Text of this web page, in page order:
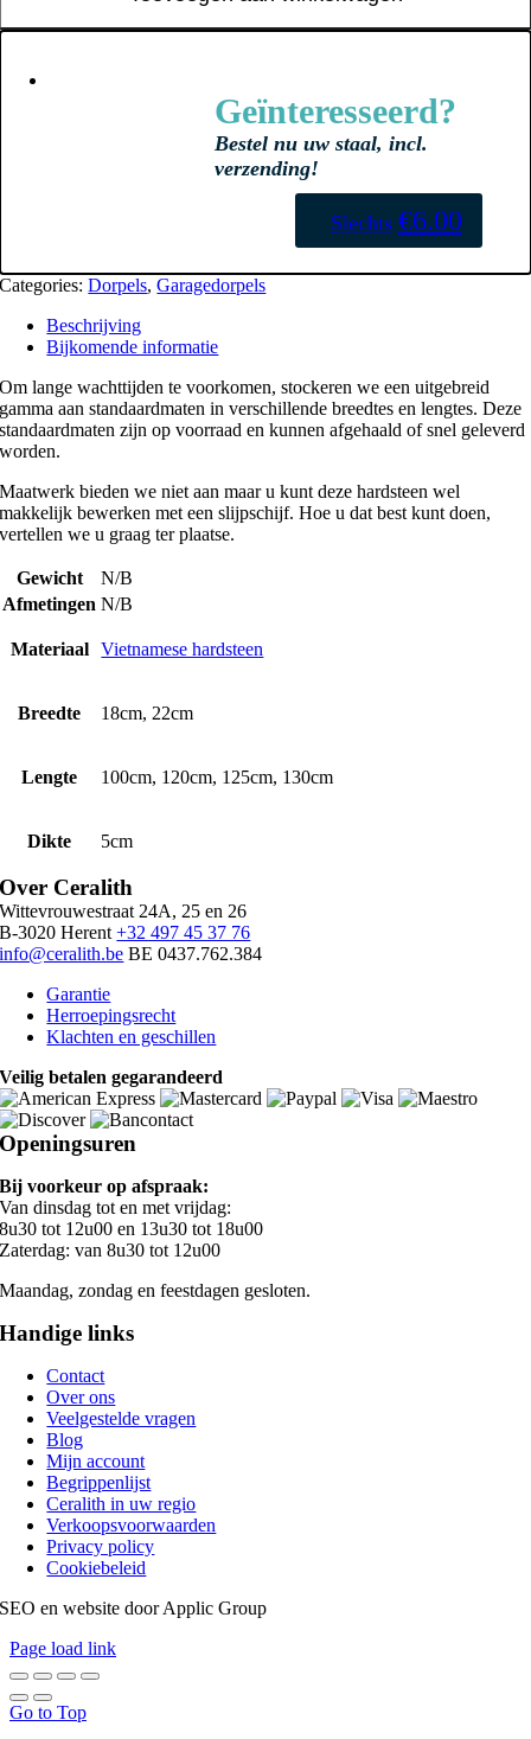
€6.00
Categories:Dorpels,Garagedorpels
Beschrijving
Bijkomende informatie
Om lange wachttijden te voorkomen, stockeren we een uitgebreid
gamma aan standaardmaten in verschillende breedtes en lengtes. Deze
standaardmaten zijn op voorraad en kunnen afgehaald of snel geleverd
worden.
Maatwerk bieden we niet aan maar u kunt deze hardsteen wel
makkelijk bewerken met een slijpschijf. Hoe u dat best kunt doen,
vertellen we u graag ter plaatse.
Gewicht
N/B
Afmetingen N/B
Materiaal Vietnamese hardsteen
Breedte 18cm, 22cm
Lengte 100cm, 120cm, 125cm, 130cm
Dikte 5cm
Over Ceralith
Wittevrouwestraat 24A, 25 en 26
B-3020 Herent+32 497 45 37 76
info@ceralith.be BE 0437.762.384
Garantie
Herroepingsrecht
Klachten en geschillen
Veilig betalen gegarandeerd
Openingsuren
Bij voorkeur op afspraak:
Van dinsdag tot en met vrijdag:
8u30 tot 12u00 en 13u30 tot 18u00
Zaterdag: van 8u30 tot 12u00
Maandag, zondag en feestdagen gesloten.
Handige links
Contact
Over ons
Veelgestelde vragen
Blog
Mijn account
Begrippenlijst
Ceralith in uw regio
Verkoopsvoorwaarden
Privacy policy
Cookiebeleid
SEO en website door Applic Group
Page load link
Go to Top